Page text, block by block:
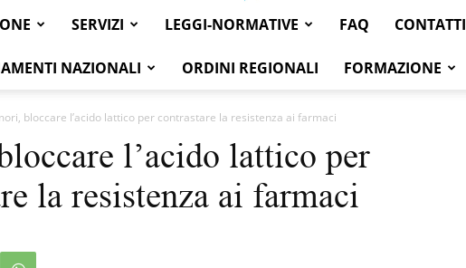
Federazione
SERVIZI LEGGI-NORMATIVE FAQ CONTATTI
NAZIONALI ORDINI REGIONALI FORMAZIONE
bloccare l’acido lattico per contrastare la resistenza ai farmaci
l’acido lattico per
la resistenza ai farmaci